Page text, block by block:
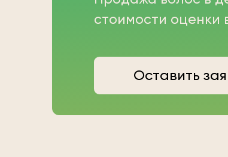
стоимости оценки
Оставить